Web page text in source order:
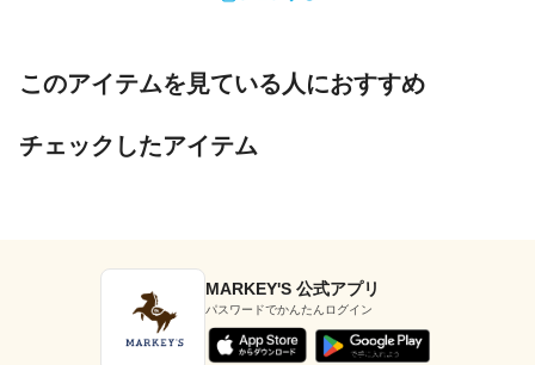
このアイテムを見ている人におすすめ
チェックしたアイテム
MARKEY'S 公式アプリ
パスワードでかんたんログイン